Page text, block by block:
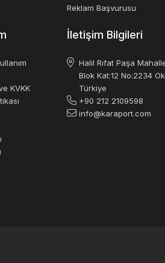
Reklam Başvurusu
KVKK
İletişim Bilgileri
Halil Rıfat Paşa
Blok Kat:12 No:2234
Türkiye
+90 212 2109598
info@karaport.com